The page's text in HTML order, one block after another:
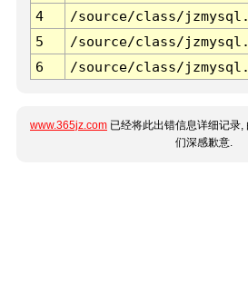
4
/source/class/
5
/source/class/
6
/source/class/
www.365jz.com 已经将此出错信息详细记录
们深感歉意.